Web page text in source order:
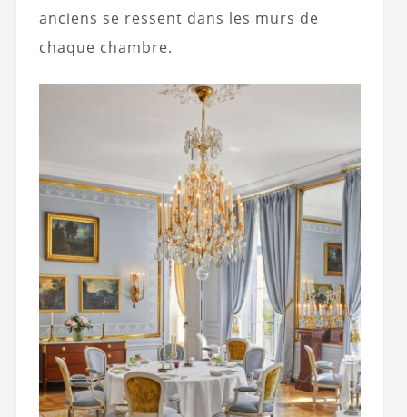
anciens se ressent dans les murs de
chaque chambre.